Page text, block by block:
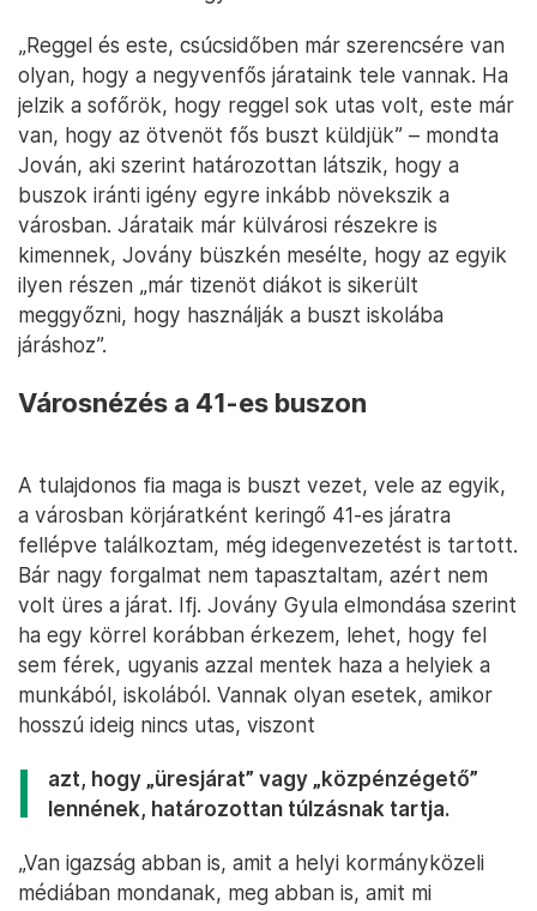
„Reggel és este, csúcsidőben már szerencsére van
olyan, hogy a negyvenfős járataink tele vannak. Ha
jelzik a sofőrök, hogy reggel sok utas volt, este már
van, hogy az ötvenöt fős buszt küldjük” – mondta
Jován, aki szerint határozottan látszik, hogy a
buszok iránti igény egyre inkább növekszik a
városban. Járataik már külvárosi részekre is
kimennek, Jovány büszkén mesélte, hogy az egyik
ilyen részen „már tizenöt diákot is sikerült
meggyőzni, hogy használják a buszt iskolába
járáshoz”.
Városnézés a 41-es buszon
A tulajdonos fia maga is buszt vezet, vele az egyik,
a városban körjáratként keringő 41-es járatra
fellépve találkoztam, még idegenvezetést is tartott.
Bár nagy forgalmat nem tapasztaltam, azért nem
volt üres a járat. Ifj. Jovány Gyula elmondása szerint
ha egy körrel korábban érkezem, lehet, hogy fel
sem férek, ugyanis azzal mentek haza a helyiek a
munkából, iskolából. Vannak olyan esetek, amikor
hosszú ideig nincs utas, viszont
azt, hogy „üresjárat” vagy „közpénzégető”
lennének, határozottan túlzásnak tartja.
„Van igazság abban is, amit a helyi kormányközeli
médiában mondanak, meg abban is, amit mi